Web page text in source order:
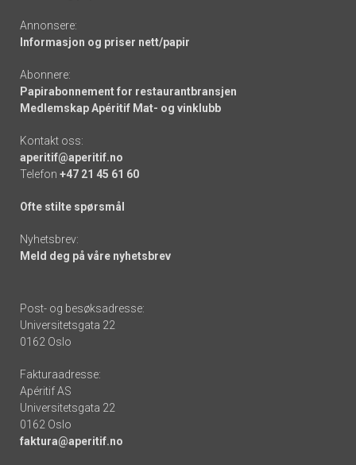
Annonsere:
Informasjon og priser nett/papir
Abonnere:
Papirabonnement for restaurantbransjen
Medlemskap Apéritif Mat- og vinklubb
Kontakt oss:
aperitif@aperitif.no
Telefon +47 21 45 61 60
Ofte stilte spørsmål
Nyhetsbrev:
Meld deg på våre nyhetsbrev
Post- og besøksadresse:
Universitetsgata 22
0162 Oslo
Fakturaadresse:
Apéritif AS
Universitetsgata 22
0162 Oslo
faktura@aperitif.no